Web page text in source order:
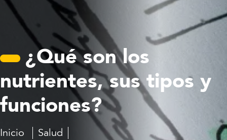
¿Qué son los
nutrientes, sus tipos y
funciones?
Inicio Salud